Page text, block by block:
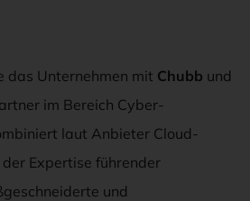
das Unternehmen mit Chubb und
im Bereich Cyber-
laut Anbieter Cloud-
Expertise führender
und